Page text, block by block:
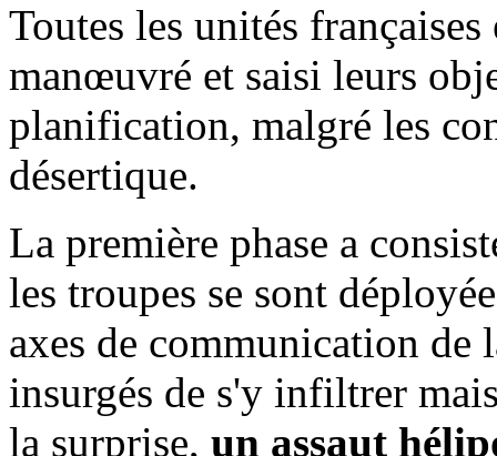
Toutes les unités
manœuvré et saisi leurs
planification, malgré les
désertique.
La première phase a
les troupes se sont
axes de communication de
insurgés de s'y infiltrer
la surprise, un assaut